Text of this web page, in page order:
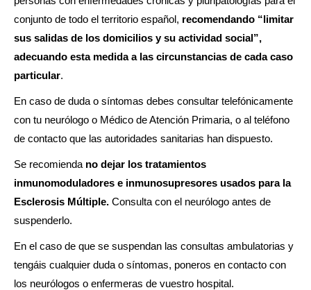
conjunto de todo el territorio español, recomendando “limitar
sus salidas de los domicilios y su actividad social”,
adecuando esta medida a las circunstancias de cada caso
particular.
En caso de duda o síntomas debes consultar telefónicamente
con tu neurólogo o Médico de Atención Primaria, o al teléfono
de contacto que las autoridades sanitarias han dispuesto.
Se recomienda no dejar los tratamientos
inmunomoduladores e inmunosupresores usados para la
Esclerosis Múltiple. Consulta con el neurólogo antes de
suspenderlo.
En el caso de que se suspendan las consultas ambulatorias y
tengáis cualquier duda o síntomas, poneros en contacto con
los neurólogos o enfermeras de vuestro hospital.